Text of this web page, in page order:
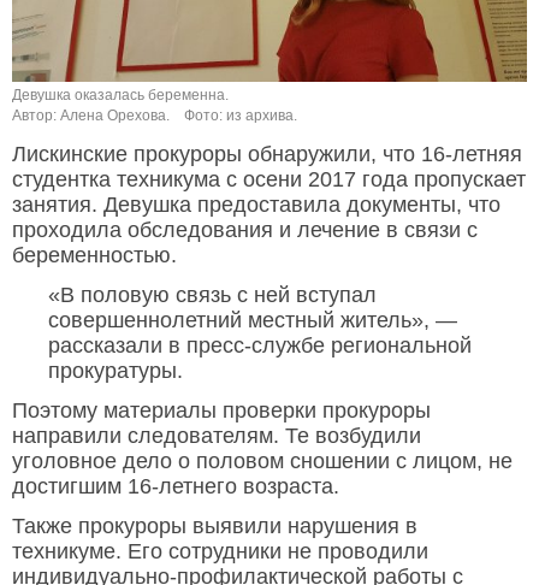
Девушка оказалась беременна.
Автор: Алена Орехова.
Фото: из архива.
Лискинские прокуроры обнаружили, что 16-летняя
студентка техникума с осени 2017 года пропускает
занятия. Девушка предоставила документы, что
проходила обследования и лечение в связи с
беременностью.
«В половую связь с ней вступал
совершеннолетний местный житель», —
рассказали в пресс-службе региональной
прокуратуры.
Поэтому материалы проверки прокуроры
направили следователям. Те возбудили
уголовное дело о половом сношении с лицом, не
достигшим 16-летнего возраста.
Также прокуроры выявили нарушения в
техникуме. Его сотрудники не проводили
индивидуально-профилактической работы с